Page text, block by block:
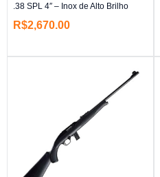
.38 SPL 4″ – Inox de Alto Brilho
R$2,670.00